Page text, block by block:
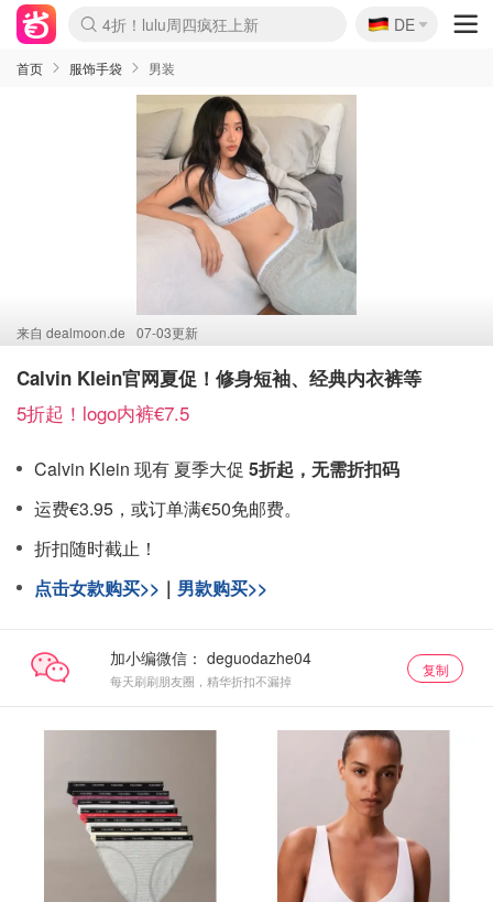
Boticinal 夏促开抢！
4折！lulu周四疯狂上新
还没结束！&OtherStories大促
Joybuy变相75折 随时失效
速领！Stanley独家85折
疑似霸哥！Camper额外叠85折
Zalando 奥莱闪促！每日更新
Moncler反季囤！5折起+叠9折
Coach Brooklyn仅€192
🇩🇪
DE
首页 服饰手袋 男装
来自 dealmoon.de 07-03更新
Calvin Klein官网夏促！修身短袖、经典内衣裤等
5折起！logo内裤€7.5
Calvin Klein 现有 夏季大促 5折起，无需折扣码
运费€3.95，或订单满€50免邮费。
折扣随时截止！
点击女款购买>> ｜ 男款购买>>
加小编微信：
每天刷刷朋友圈，精华折扣不漏掉
复制